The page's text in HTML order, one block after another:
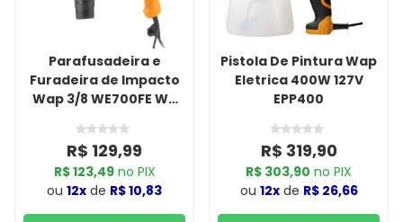
Parafusadeira e
Furadeira de Impacto
Wap 3/8 WE700FE W2
R$ 129,99
R$ 123,49no PIX
ou 12x de R$ 10,83
Pistola De Pintura Wap
Eletrica 400W 127V
EPP400
R$ 319,90
R$ 303,90 no PIX
ou 12xde R$ 26,66